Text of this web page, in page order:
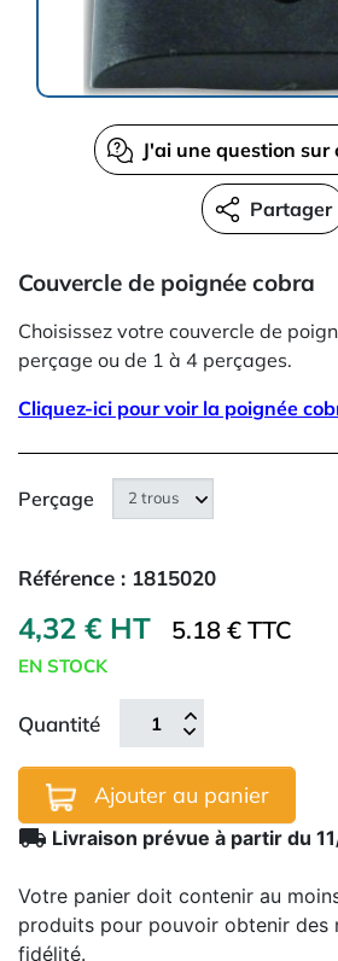
J'ai une question sur
Partager
Couvercle de poignée cobra
Choisissez votre couvercle de
perçage ou de 1 à 4 perçages.
Cliquez-ici pour voir la poignée
Perçage
Référence : 1815020
4,32 € HT 5.18 € TTC
EN STOCK
Quantité
Ajouter au panier
local_shipping Livraison prévue à partir du
Votre panier doit contenir au
produits pour pouvoir obtenir des
fidélité.